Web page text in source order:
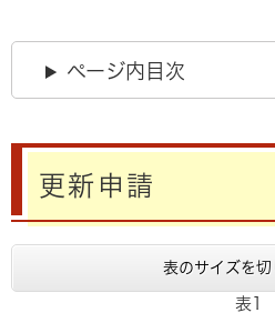
ページ内目次
更新申請
表のサイズを切
表1